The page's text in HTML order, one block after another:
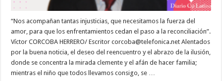
“Nos acompañan tantas injusticias, que necesitamos la fuerza del
amor, para que los enfrentamientos cedan el paso a la reconciliación”.
Víctor CORCOBA HERRERO/ Escritorcorcoba@telefonica.net Alentados
por la buena noticia, el deseo del reencuentro y el abrazo de la ilusión,
donde se concentra la mirada clemente y el afán de hacer familia;
mientras el niño que todos llevamos consigo, se …